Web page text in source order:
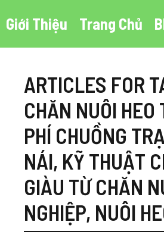
đến
Giới Thiệu Trang Chủ
ARTICLES FOR
CHĂN NUÔI HEO
PHÍ CHUỒNG
NÁI, KỸ THUẬT
GIÀU TỪ CHĂN
NGHIỆP, NUÔI